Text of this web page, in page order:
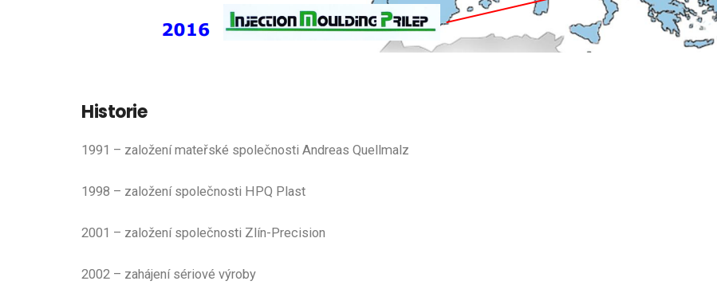
Historie
1991 – založení mateřské společnosti Andreas Quellmalz
1998 – založení společnosti HPQ Plast
2001 – založení společnosti Zlín-Precision
2002 – zahájení sériové výroby